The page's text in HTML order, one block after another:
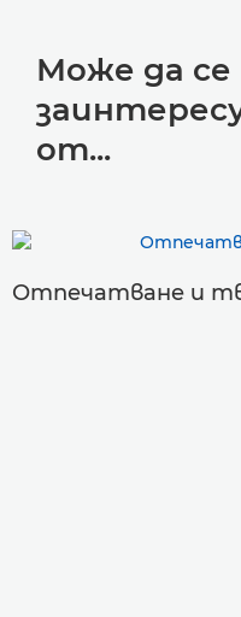
Може да се
от...
Отпечатване и